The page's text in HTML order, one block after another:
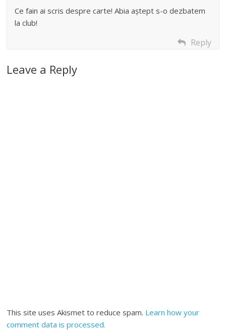
Ce fain ai scris despre carte! Abia aștept s-o dezbatem
la club!
Reply
Leave a Reply
This site uses Akismet to reduce spam. Learn how your
comment data is processed.